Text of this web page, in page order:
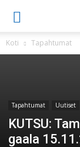
Koti Tapahtumat
Tapahtumat Uutiset
KUTSU:
gaala